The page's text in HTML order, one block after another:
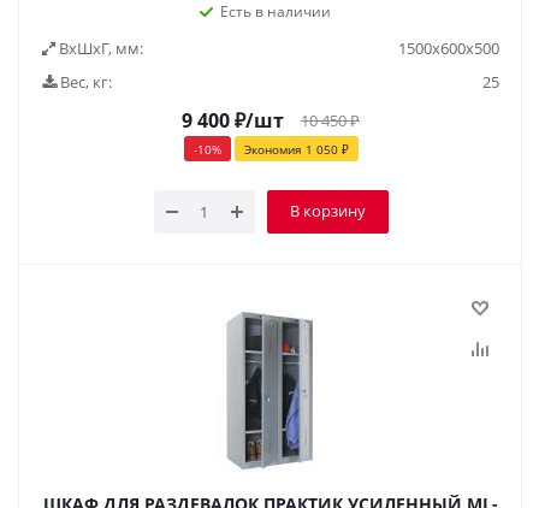
Есть в наличии
ВxШxГ, мм:
1500x600x500
Вес, кг:
25
9 400₽/шт 10 450₽
-10% Экономия 1 050₽
В корзину